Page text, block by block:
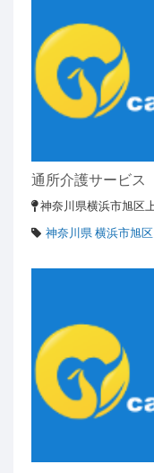
通所介護サービ
神奈川県横浜市旭区
神奈川県 横浜市旭区